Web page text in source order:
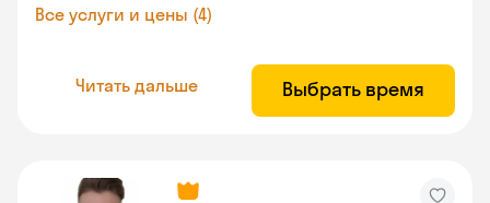
Все услуги и цены (4)
Читать дальше Выбрать время